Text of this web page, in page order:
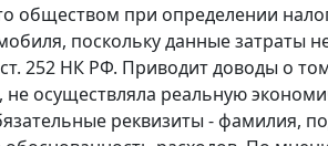
обществом при определении
поскольку данные затраты
252 НК РФ. Приводит доводы о
осуществляла реальную
реквизиты - фамилия,